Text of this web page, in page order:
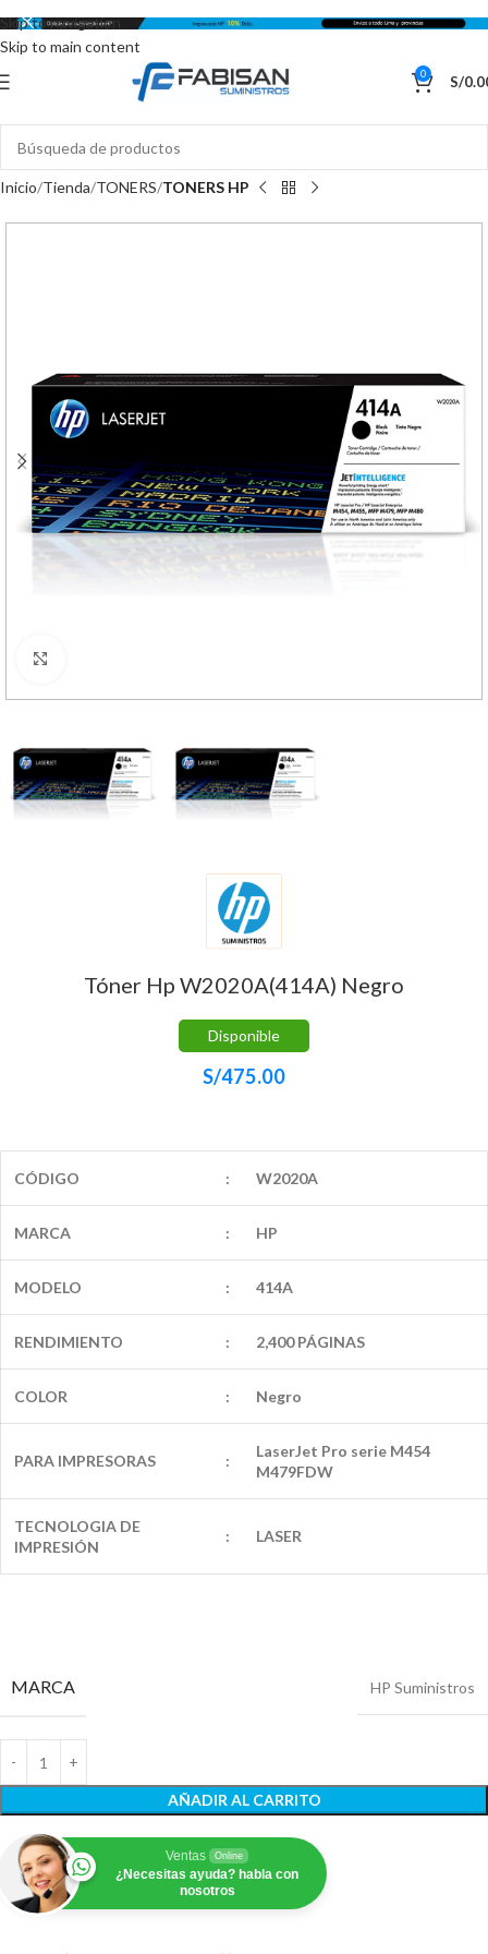
Skip to navigation
Skip to main content
0 S/
Inicio Tienda TONERS TONERS HP
Tóner Hp W2020A(414A) Negro
Disponible
S/475.00
CÓDIGO : W2020A
MARCA : HP
MODELO : 414A
RENDIMIENTO : 2,400 PÁGINAS
COLOR : Negro
PARA IMPRESORAS :
LaserJet Pro serie M454
M479FDW
TECNOLOGIA DE
IMPRESIÓN
: LASER
MARCA HP Suministros
AÑADIR AL CARRITO
Ventas Online
¿Necesitas ayuda? habla con
nosotros